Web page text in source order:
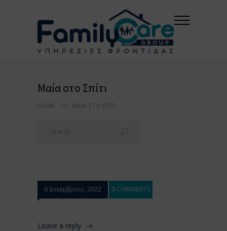
Μαία στο Σπίτι
HOME ΜΑΊΑ ΣΤΟ ΣΠΊΤΙ
6 Δεκεμβρίου, 2022 0 COMMENTS
Leave a reply